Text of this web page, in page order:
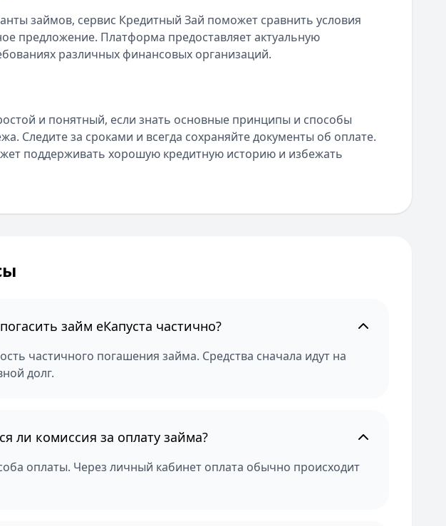
займов, сервис Кредитный Зай поможет сравнить условия
предложение. Платформа предоставляет актуальную
различных финансовых организаций.
и понятный, если знать основные принципы и способы
Следите за сроками и всегда сохраняйте документы об оплате.
поддерживать хорошую кредитную историю и избежать
займ еКапуста частично?
частичного погашения займа. Средства сначала идут на
долг.
ли комиссия за оплату займа?
оплаты. Через личный кабинет оплата обычно происходит